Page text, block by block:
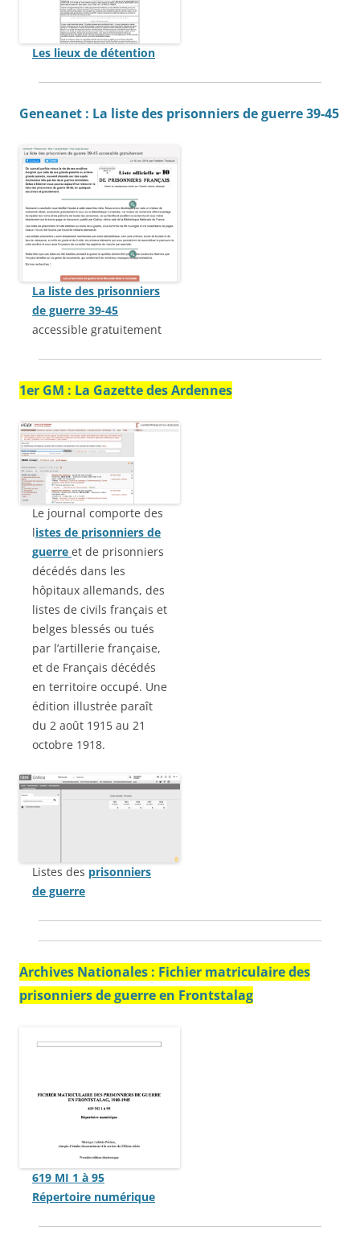
Les lieux de détention
Geneanet : La liste des prisonniers de guerre 39-45
La liste des prisonniers
de guerre 39-45
accessible gratuitement
1er GM : La Gazette des Ardennes
Le journal comporte des
listes de prisonniers de
guerre et de prisonniers
décédés dans les
hôpitaux allemands, des
listes de civils français et
belges blessés ou tués
par l’artillerie française,
et de Français décédés
en territoire occupé. Une
édition illustrée paraît
du 2 août 1915 au 21
octobre 1918.
Listes des prisonniers
de guerre
Archives Nationales : Fichier matriculaire des
prisonniers de guerre en Frontstalag
619 MI 1 à 95
Répertoire numérique